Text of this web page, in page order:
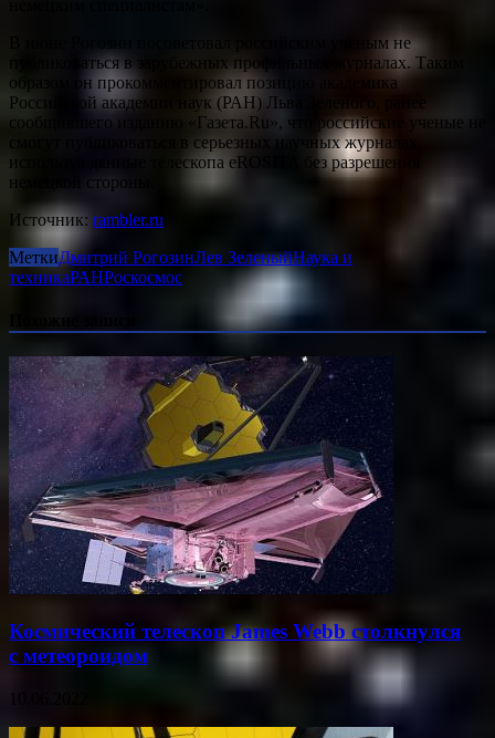
В июне Рогозин посоветовал российским ученым не
публиковаться в зарубежных профильных журналах. Таким
образом он прокомментировал позицию академика
Российской академии наук (РАН) Льва Зеленого, ранее
сообщившего изданию «Газета.Ru», что российские ученые не
смогут публиковаться в серьезных научных журналах,
используя данные телескопа eROSITA без разрешения
немецкой стороны.
Источник: rambler.ru
МеткиДмитрий РогозинЛев ЗеленыйНаука и
техникаРАНРоскосмос
Космический телескоп James Webb столкнулся
с метеороидом